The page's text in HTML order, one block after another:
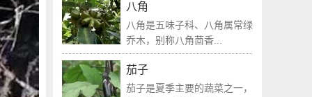
八角
八角是五味子科、八角属常绿
乔木，别称八角茴香...
茄子
茄子是夏季主要的蔬菜之一，